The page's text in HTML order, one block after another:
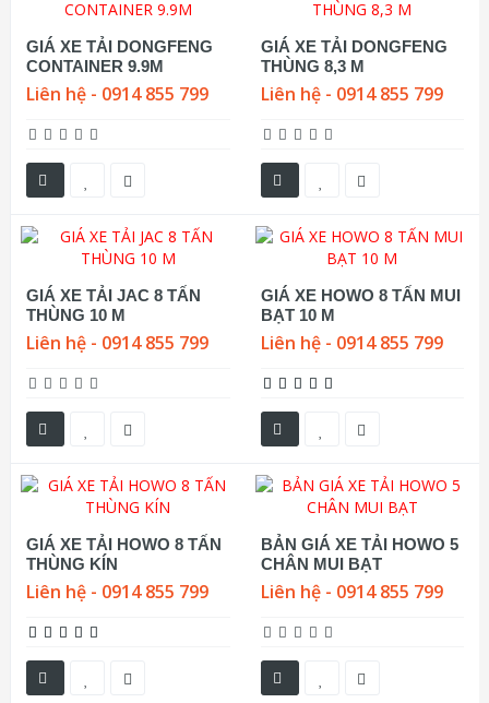
GIÁ XE TẢI DONGFENG
CONTAINER 9.9M
Liên hệ - 0914 855 799
GIÁ XE TẢI DONGFENG
THÙNG 8,3 M
Liên hệ - 0914 855 799
GIÁ XE TẢI JAC 8 TẤN
THÙNG 10 M
Liên hệ - 0914 855 799
GIÁ XE HOWO 8 TẤN MUI
BẠT 10 M
Liên hệ - 0914 855 799
GIÁ XE TẢI HOWO 8 TẤN
THÙNG KÍN
Liên hệ - 0914 855 799
BẢN GIÁ XE TẢI HOWO 5
CHÂN MUI BẠT
Liên hệ - 0914 855 799